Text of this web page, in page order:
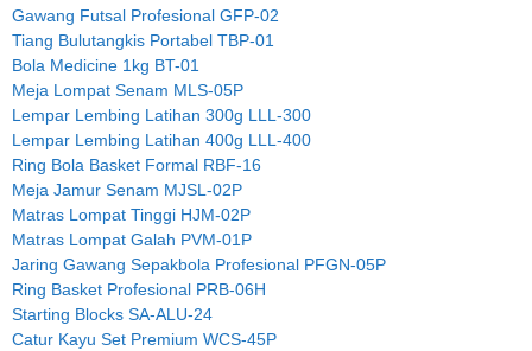
Gawang Futsal Profesional GFP-02
Tiang Bulutangkis Portabel TBP-01
Bola Medicine 1kg BT-01
Meja Lompat Senam MLS-05P
Lempar Lembing Latihan 300g LLL-300
Lempar Lembing Latihan 400g LLL-400
Ring Bola Basket Formal RBF-16
Meja Jamur Senam MJSL-02P
Matras Lompat Tinggi HJM-02P
Matras Lompat Galah PVM-01P
Jaring Gawang Sepakbola Profesional PFGN-05P
Ring Basket Profesional PRB-06H
Starting Blocks SA-ALU-24
Catur Kayu Set Premium WCS-45P